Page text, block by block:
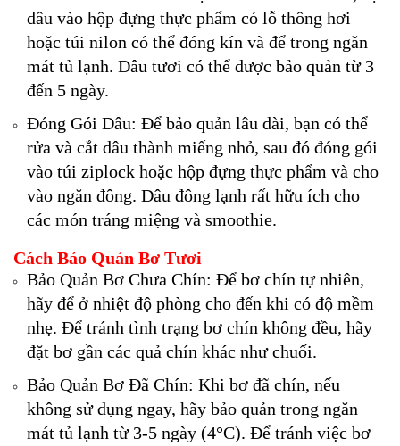
dâu vào hộp đựng thực phẩm có lỗ thông hơi
hoặc túi nilon có thể đóng kín và để trong ngăn
mát tủ lạnh. Dâu tươi có thể được bảo quản từ 3
đến 5 ngày.
Đóng Gói Dâu: Để bảo quản lâu dài, bạn có thể
rửa và cắt dâu thành miếng nhỏ, sau đó đóng gói
vào túi ziplock hoặc hộp đựng thực phẩm và cho
vào ngăn đông. Dâu đông lạnh rất hữu ích cho
các món tráng miệng và smoothie.
Cách Bảo Quản Bơ Tươi
Bảo Quản Bơ Chưa Chín: Để bơ chín tự nhiên,
hãy để ở nhiệt độ phòng cho đến khi có độ mềm
nhẹ. Để tránh tình trạng bơ chín không đều, hãy
đặt bơ gần các quả chín khác như chuối.
Bảo Quản Bơ Đã Chín: Khi bơ đã chín, nếu
không sử dụng ngay, hãy bảo quản trong ngăn
mát tủ lạnh từ 3-5 ngày (4°C). Để tránh việc bơ